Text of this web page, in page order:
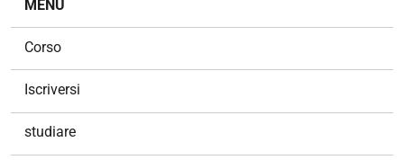
MENU
Corso
Iscriversi
studiare